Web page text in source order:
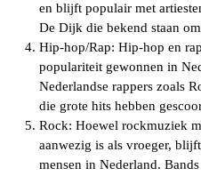
en blijft populair met
De Dijk die bekend staan
Hip-hop/Rap: Hip-hop en
populariteit gewonnen in
Nederlandse rappers zoals
die grote hits hebben
Rock: Hoewel rockmuziek
aanwezig is als vroeger,
mensen in Nederland.